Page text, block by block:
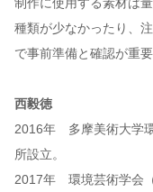
種類が少なかったり、
で事前準備と確認が重要
西毅徳
2016年 多摩美術大学
所設立。
2017年 環境芸術学会